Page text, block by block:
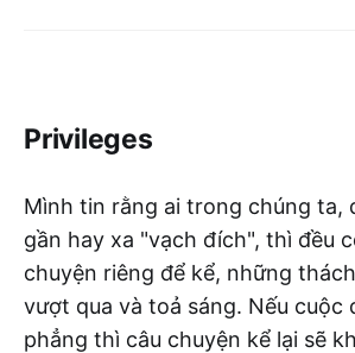
Privileges
Mình tin rằng ai trong chúng ta,
gần hay xa "vạch đích", thì đều
chuyện riêng để kể, những
vượt qua và toả sáng. Nếu cuộc
phẳng thì câu chuyện kể lại sẽ